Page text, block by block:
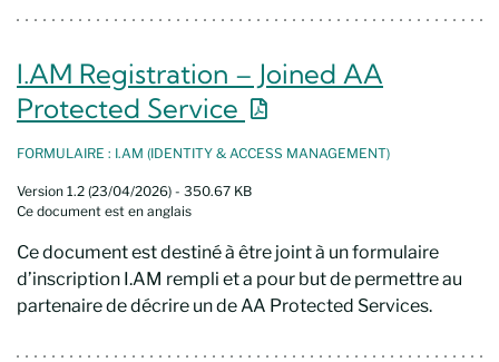
I.AM Registration – Joined AA
Protected Service Nouvelle fenêtre
FORMULAIRE : I.AM (IDENTITY & ACCESS MANAGEMENT)
Version 1.2 (23/04/2026) - 350.67 KB
Ce document est en anglais
Ce document est destiné à être joint à un formulaire
d’inscription I.AM rempli et a pour but de permettre au
partenaire de décrire un de AA Protected Services.